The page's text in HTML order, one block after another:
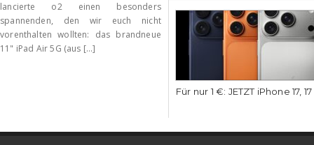
lancierte o2 einen besonders
spannenden, den wir euch nicht
vorenthalten wollten: das brandneue
11" iPad Air 5G (aus [...]
Für nur 1 €: JETZT iPhone 17,